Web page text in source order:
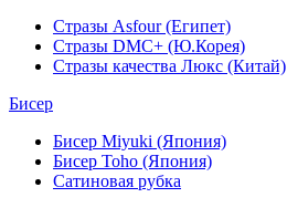
Стразы Asfour (Египет)
Стразы DMC+ (Ю.Корея)
Стразы качества Люкс (Китай)
Бисер
Бисер Miyuki (Япония)
Бисер Toho (Япония)
Сатиновая рубка